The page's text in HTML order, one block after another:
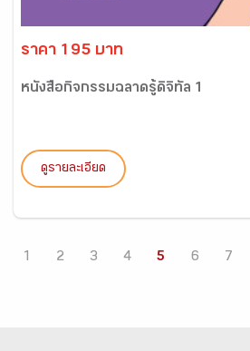
ราคา 195 บาท
หนังสือกิจกรรมฉลาดรู้ดิจิทัล 1
ดูรายละเอียด
1 2 3 4 5 6 7